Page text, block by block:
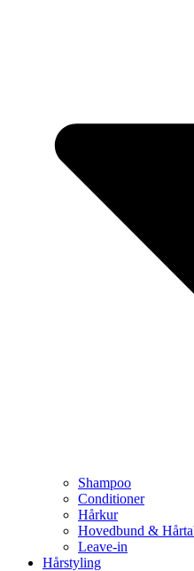
Shampoo
Conditioner
Hårkur
Hovedbund &
Leave-in
Hårstyling